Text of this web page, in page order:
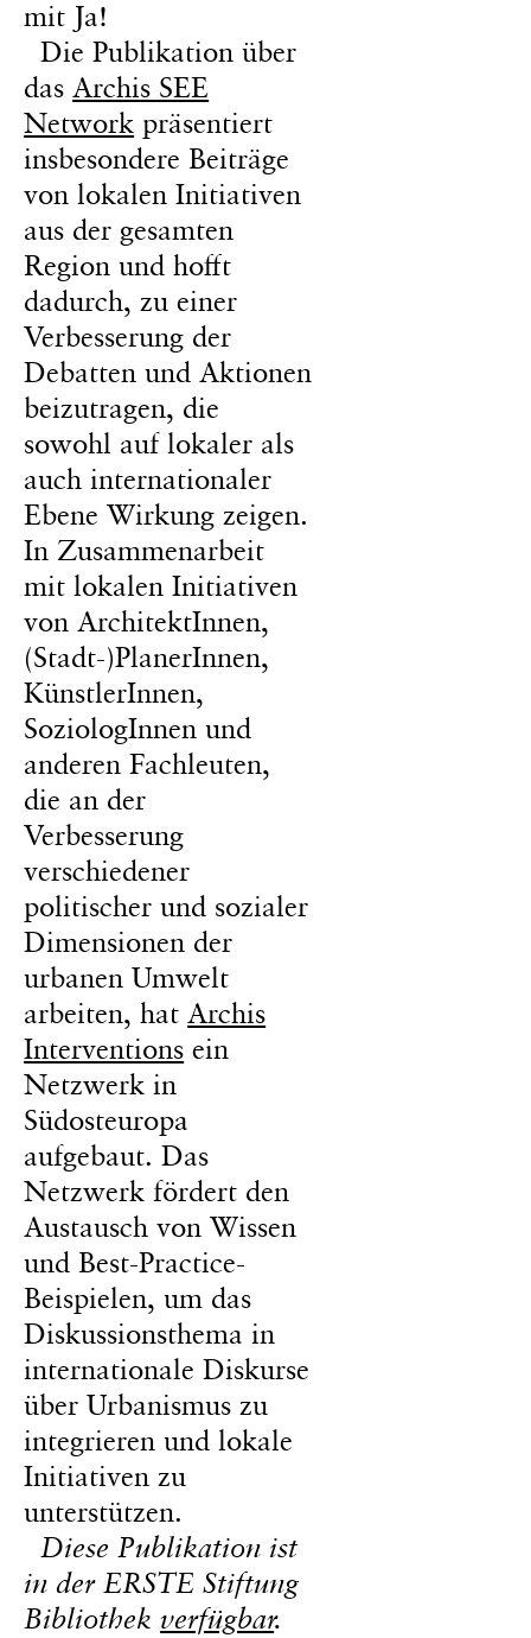
mit Ja!
Die Publikation über
dasArchis SEE
Network präsentiert
insbesondere Beiträge
von lokalen Initiativen
aus der gesamten
Region und hofft
dadurch, zu einer
Verbesserung der
Debatten und Aktionen
beizutragen, die
sowohl auf lokaler als
auch internationaler
Ebene Wirkung zeigen.
In Zusammenarbeit
mit lokalen Initiativen
von ArchitektInnen,
(Stadt-)PlanerInnen,
KünstlerInnen,
SoziologInnen und
anderen Fachleuten,
die an der
Verbesserung
verschiedener
politischer und sozialer
Dimensionen der
urbanen Umwelt
arbeiten, hatArchis
Interventions ein
Netzwerk in
Südosteuropa
aufgebaut. Das
Netzwerk fördert den
Austausch von Wissen
und Best-Practice-
Beispielen, um das
Diskussionsthema in
internationale Diskurse
über Urbanismus zu
integrieren und lokale
Initiativen zu
unterstützen.
Diese Publikation ist
in der ERSTE Stiftung
Bibliothekverfügbar.